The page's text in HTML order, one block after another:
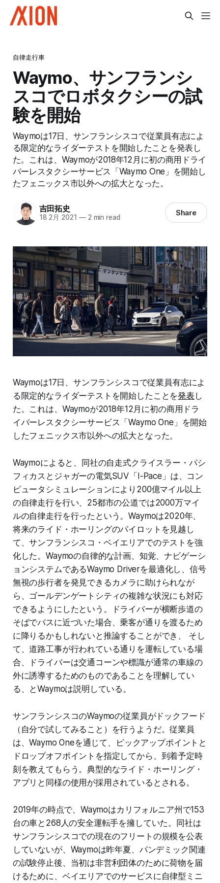
自律走行車
Waymo、サンフランシ
スコでロボタクシーの試
験を開始
Waymoは17日、サンフランシスコで従業員有志によ
る限定的なライダーテストを開始したことを発表し
た。これは、Waymoが2018年12月に初の商用ドライ
バーレスタクシーサービス「Waymo One」を開始し
たフェニックス市以外への拡大となった。
吉田拓史
18 2月 2021 —2 min read Share
Waymoは17日、サンフランシスコで従業員有志によ
る限定的なライダーテストを開始したことを発表 し
た。これは、Waymoが2018年12月に初の商用ドラ
イバーレスタクシーサービス「Waymo One」を開始
したフェニックス市以外への拡大となった。
Waymoによると、同社の自走式クライスラー・パシ
フィカスとジャガーの電気SUV「I-Pace」は、コン
ピュータシミュレーションにより200億マイル以上
の自律走行を行い、25都市の公道では2000万マイ
ルの自律走行を行ったという。Waymoは2020年、
将来のライド・ホーリングのパイロットを見越し
て、サンフランシスコ・ベイエリアでのテストを強
化した。Waymoの自律的な計画、知覚、ナビゲーシ
ョンシステムであるWaymo Driverを最適化し、信号
無視の歩行者を発見できるカメラに助けられなが
ら、ゴールデンゲートシティの複雑な状況にも対応
できるようにしたという。ドライバーが横断歩道の
そばでバスに近づいた場合、乗客が通りを渡るため
に降りるかもしれないと推論することができ、 そし
て、道路工事が行われている通りを運転している場
合、ドライバーは交通コーンや標識が通常の車線の
外に誘導するためのものであることを理解してい
る、とWaymoは説明している。
サンフランシスコのWaymoの従業員がドックフード
（自分で試してみること）を行うようだ。従業員
は、Waymo Oneを通じて、ピックアップポイントと
ドロップオフポイントを指定してから、到着予定時
刻を教えてもらう。典型的なライド・ホーリング・
アプリと同様の使用が採用されているとされる。
2019年の時点で、Waymoはカリフォルニア州で153
台の車と268人の安全運転手を擁していた。同社は
サンフランシスコでの現在のフリートの規模を公表
していないが、Waymoは昨年夏、パンデミック関連
の試験停止後、当初は非営利団体のために荷物を届
けるために、ベイエリアでのサービスに自律型ミニ